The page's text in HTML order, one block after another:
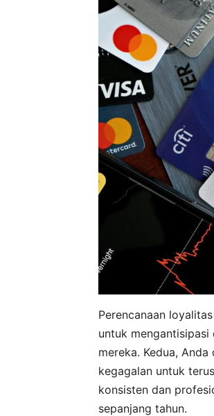
Perencanaan
untuk
mereka. Kedua,
kegagalan untuk
konsisten dan
sepanjang tahun.